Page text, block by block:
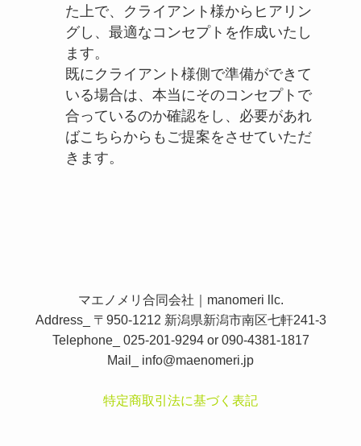
た上で、クライアント様からヒアリン
グし、最適なコンセプトを作成いたし
ます。
既にクライアント様側で準備ができて
いる場合は、本当にそのコンセプトで
合っているのか確認をし、必要があれ
ばこちらからもご提案をさせていただ
きます。
マエノメリ合同会社｜manomeri llc.
Address_ 〒950-1212 新潟県新潟市南区七軒241-3
Telephone_ 025-201-9294 or 090-4381-1817
Mail_ info@maenomeri.jp
特定商取引法に基づく表記